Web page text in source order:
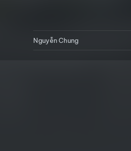
Nguyễn Chung